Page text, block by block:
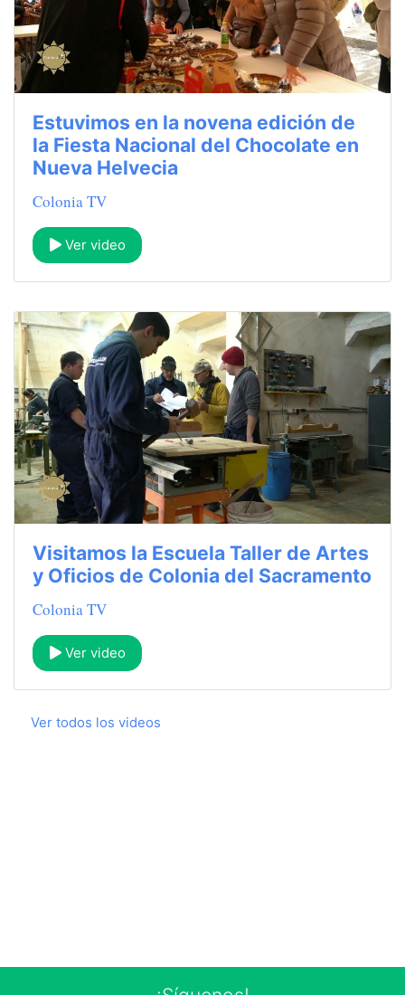
Estuvimos en la novena edición de
la Fiesta Nacional del Chocolate en
Nueva Helvecia
Colonia TV
Ver video
Visitamos la Escuela Taller de Artes
y Oficios de Colonia del Sacramento
Colonia TV
Ver video
Ver todos los videos